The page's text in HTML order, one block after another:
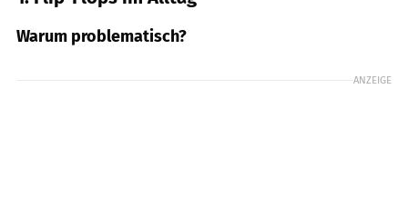
Warum problematisch?
ANZEIGE